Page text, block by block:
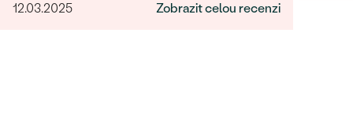
12.03.2025
Zobrazit celou recenzi